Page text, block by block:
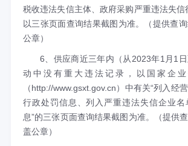
税收违法失信主体、政府采购严重违法失信
以三张页面查询结果截图为准。（提供查
公章）
6、供应商近三年内（从2023年1月1日
动中没有重大违法记录，以国家企
（http://www.gsxt.gov.cn）中有关“列入经
行政处罚信息、列入严重违法失信企业名
息”的三张页面查询结果截图为准。（提供
盖公章）